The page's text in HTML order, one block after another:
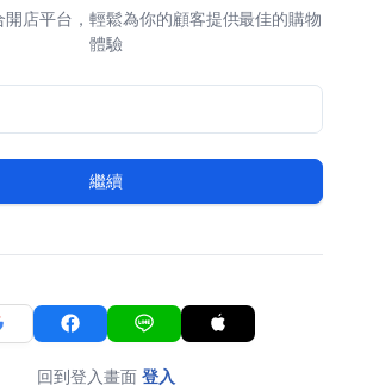
開店平台，輕鬆為你的顧客提供最佳的購物
體驗
繼續
回到登入畫面 登入